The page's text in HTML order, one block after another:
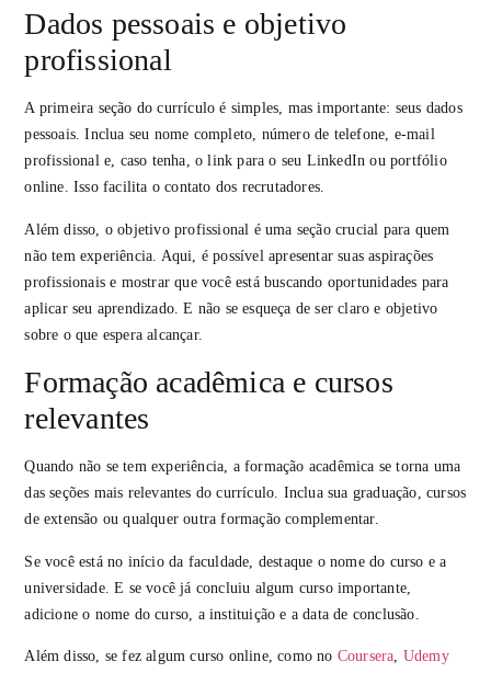
Dados pessoais e objetivo
profissional
A primeira seção do currículo é simples, mas importante: seus dados
pessoais. Inclua seu nome completo, número de telefone, e-mail
profissional e, caso tenha, o link para o seu LinkedIn ou portfólio
online. Isso facilita o contato dos recrutadores.
Além disso, o objetivo profissional é uma seção crucial para quem
não tem experiência. Aqui, é possível apresentar suas aspirações
profissionais e mostrar que você está buscando oportunidades para
aplicar seu aprendizado. E não se esqueça de ser claro e objetivo
sobre o que espera alcançar.
Formação acadêmica e cursos
relevantes
Quando não se tem experiência, a formação acadêmica se torna uma
das seções mais relevantes do currículo. Inclua sua graduação, cursos
de extensão ou qualquer outra formação complementar.
Se você está no início da faculdade, destaque o nome do curso e a
universidade. E se você já concluiu algum curso importante,
adicione o nome do curso, a instituição e a data de conclusão.
Além disso, se fez algum curso online, como no Coursera Udemy